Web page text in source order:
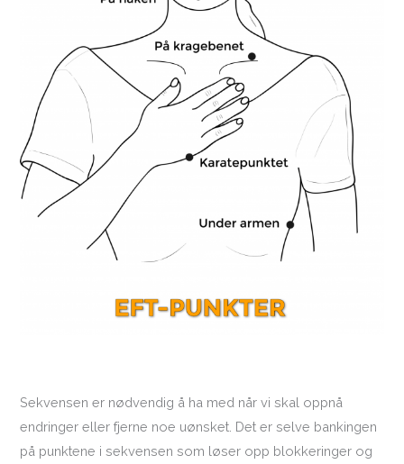
Sekvensen er nødvendig å ha med når vi skal oppnå
endringer eller fjerne noe uønsket. Det er selve bankingen
på punktene i sekvensen som løser opp blokkeringer og